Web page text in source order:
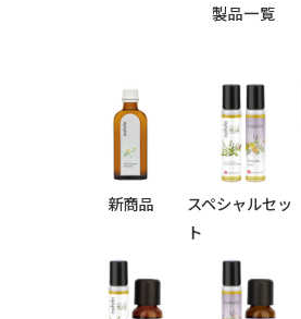
製品一覧
新商品
スペシャルセッ
ト